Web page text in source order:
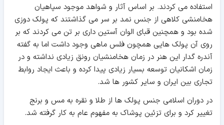
استفاده می کردند. بر اساس آثار و شواهد موجود سپاهیان
هخامنشی کلاهی از جنس نمد بر سر می گذاشتند که پولک دوزی
شده بود و همچنین قبای الوان آستین داری بر تن می کردند که بر
روی آن پولک هایی همچون فلس ماهی وجود داشت اما به گفته
آندره گدار این هنر در زمان هخامنشیان رونق زیادی نداشته و در
زمان اشکانیان توسعه بسیار زیادی پیدا کرده و باعث ایجاد روابط
تجاری بین ایران و سایر کشور ها شد.
در دوران اسلامی جنس پولک ها از طلا و نقره به مس و برنج
تغییر کرد و برای تزئین پوشاک به مفهوم عام به کار گرفته شد.